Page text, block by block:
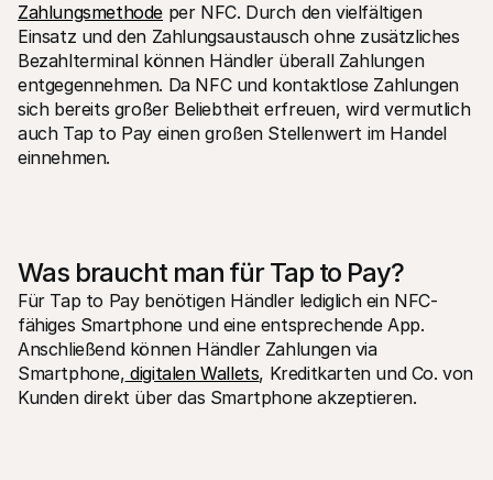
Zahlungsmethode per NFC. Durch den vielfältigen
Einsatz und den Zahlungsaustausch ohne zusätzliches
Bezahlterminal können Händler überall Zahlungen
entgegennehmen. Da NFC und kontaktlose Zahlungen
sich bereits großer Beliebtheit erfreuen, wird vermutlich
auch Tap to Pay einen großen Stellenwert im Handel
einnehmen.
Was braucht man für Tap to Pay?
Für Tap to Pay benötigen Händler lediglich ein NFC-
fähiges Smartphone und eine entsprechende App.
Anschließend können Händler Zahlungen via
Smartphone, digitalen Wallets, Kreditkarten und Co. von
Kunden direkt über das Smartphone akzeptieren.